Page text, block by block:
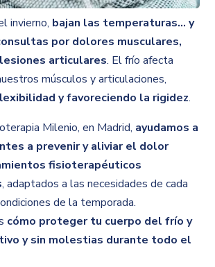
invierno, bajan las temperaturas… y
por dolores musculares,
articulares. El frío afecta
músculos y articulaciones,
y favoreciendo la rigidez.
Milenio, en Madrid, ayudamos a
a prevenir y aliviar el dolor
fisioterapéuticos
, adaptados a las necesidades de cada
de la temporada.
cómo proteger tu cuerpo del frío y
y sin molestias durante todo el